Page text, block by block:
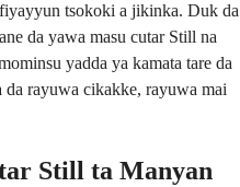
tsokoki a jikinka. Duk da
da yawa masu cutar Still na
yadda ya kamata tare da
da rayuwa cikakke, rayuwa mai
Still ta Manyan